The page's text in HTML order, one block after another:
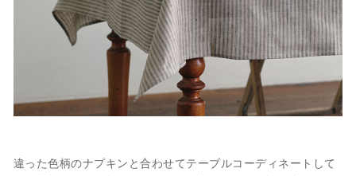
違った色柄のナプキンと合わせてテーブルコーディネートして